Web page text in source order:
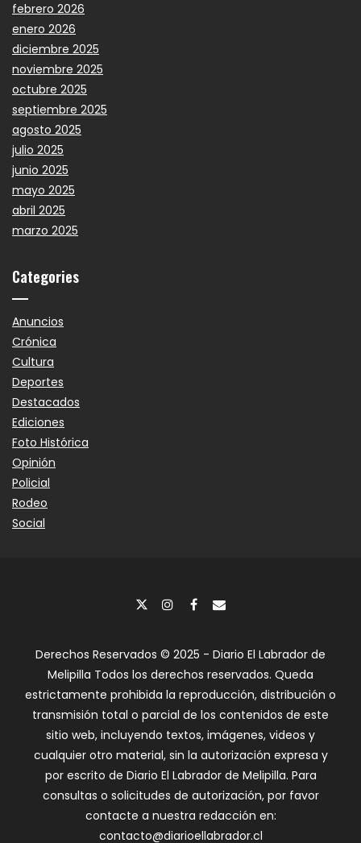
febrero 2026
enero 2026
diciembre 2025
noviembre 2025
octubre 2025
septiembre 2025
agosto 2025
julio 2025
junio 2025
mayo 2025
abril 2025
marzo 2025
Categories
Anuncios
Crónica
Cultura
Deportes
Destacados
Ediciones
Foto Histórica
Opinión
Policial
Rodeo
Social
Derechos Reservados © 2025 - Diario El Labrador de
Melipilla Todos los derechos reservados. Queda
estrictamente prohibida la reproducción, distribución o
transmisión total o parcial de los contenidos de este
sitio web, incluyendo textos, imágenes, videos y
cualquier otro material, sin la autorización expresa y
por escrito de Diario El Labrador de Melipilla. Para
consultas o solicitudes de autorización, por favor
contacte a nuestra redacción en:
contacto@diarioellabrador.cl